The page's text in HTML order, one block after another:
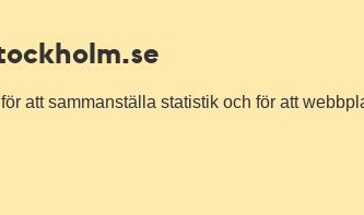
att sammanställa statistik och för att